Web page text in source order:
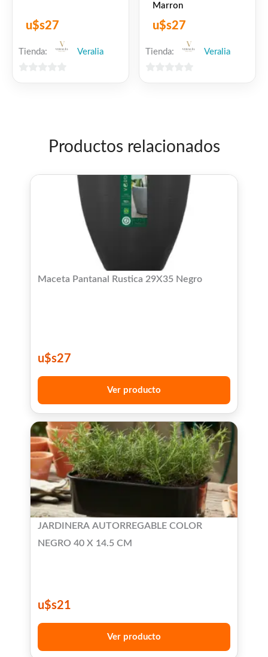
u$s27
Tienda: Veralia
Marron
u$s27
Tienda: Veralia
Productos relacionados
Maceta Pantanal Rustica 29X35 Negro
u$s27
Ver producto
JARDINERA AUTORREGABLE COLOR
NEGRO 40 X 14.5 CM
u$s21
Ver producto